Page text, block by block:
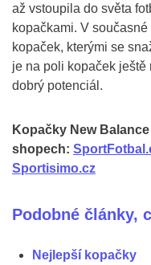
až vstoupila do světa
kopačkami. V
kopaček, kterými se
je na poli kopaček ještě
dobrý potenciál.
Kopačky New
shopech:
Sportisimo.cz
Podobné články,
Nejlepší kopačky